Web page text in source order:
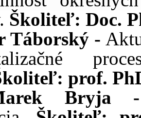
. Školiteľ: Doc.
Táborský -
prof.